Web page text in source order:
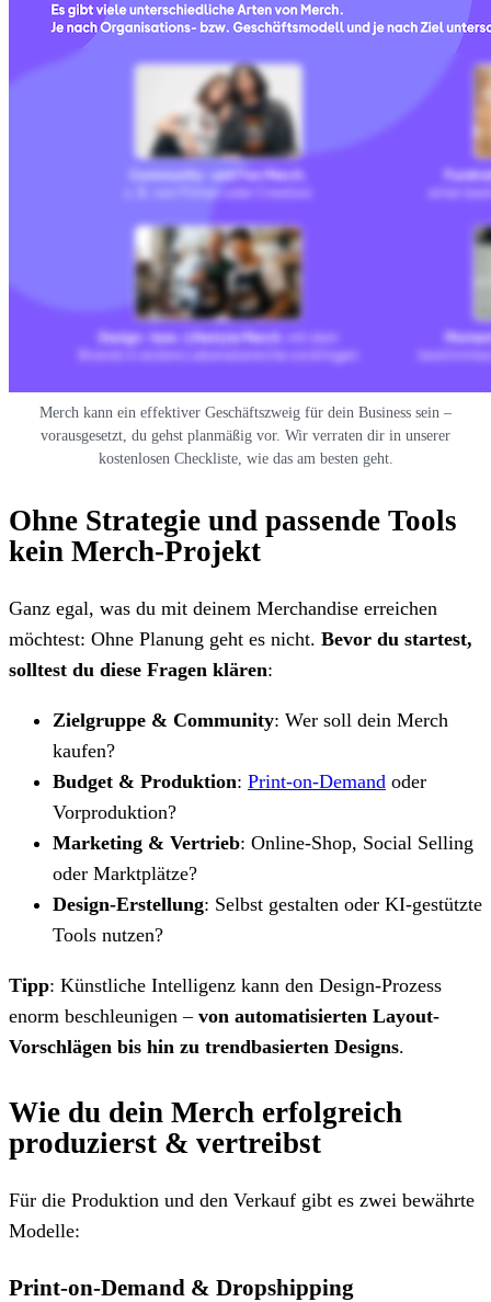
Merch kann ein effektiver Geschäftszweig für dein Business sein –
vorausgesetzt, du gehst planmäßig vor. Wir verraten dir in unserer
kostenlosen Checkliste, wie das am besten geht.
Ohne Strategie und passende Tools
kein Merch-Projekt
Ganz egal, was du mit deinem Merchandise erreichen
möchtest: Ohne Planung geht es nicht. Bevor du startest,
solltest du diese Fragen klären:
Zielgruppe & Community: Wer soll dein Merch
kaufen?
Budget & Produktion: Print-on-Demand oder
Vorproduktion?
Marketing & Vertrieb: Online-Shop, Social Selling
oder Marktplätze?
Design-Erstellung: Selbst gestalten oder KI-gestützte
Tools nutzen?
Tipp: Künstliche Intelligenz kann den Design-Prozess
enorm beschleunigen – von automatisierten Layout-
Vorschlägen bis hin zu trendbasierten Designs.
Wie du dein Merch erfolgreich
produzierst & vertreibst
Für die Produktion und den Verkauf gibt es zwei bewährte
Modelle:
Print-on-Demand & Dropshipping